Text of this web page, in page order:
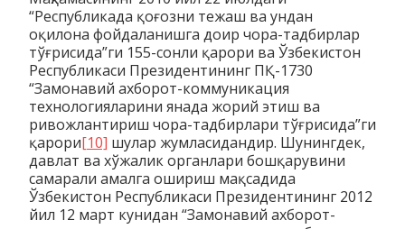
“Республикада қоғозни тежаш ва ундан
оқилона фойдаланишга доир чора-тадбирлар
тўғрисида”ги 155-сонли қарори ва Ўзбекистон
Республикаси Президентининг ПҚ-1730
“Замонавий ахборот-коммуникация
технологияларини янада жорий этиш ва
ривожлантириш чора-тадбирлари тўғрисида”ги
қарори[10] шулар жумласидандир. Шунингдек,
давлат ва хўжалик органлари бошқарувини
самарали амалга ошириш мақсадида
Ўзбекистон Республикаси Президентининг 2012
йил 12 март кунидан “Замонавий ахборот-